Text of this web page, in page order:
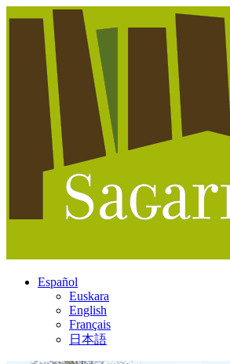
Español
Euskara
English
Français
日本語